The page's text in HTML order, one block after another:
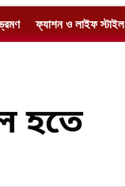
ফ্যাশন ও লাইফ স্টাইল
হতে